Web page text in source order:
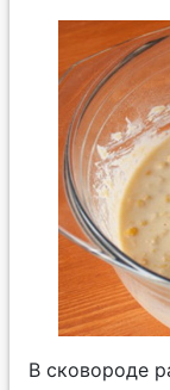
В сковороде